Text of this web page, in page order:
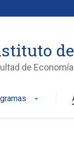
de
arrow_drop_down